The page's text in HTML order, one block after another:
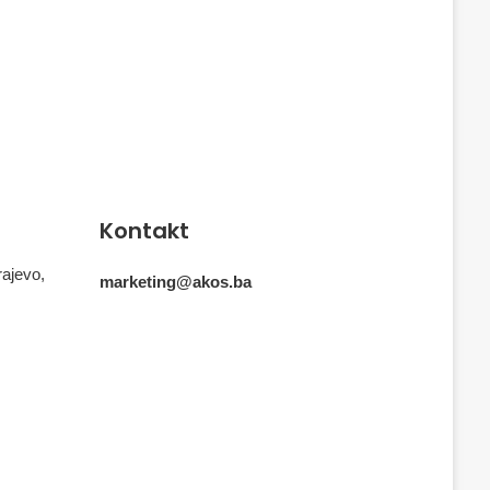
Kontakt
marketing@akos.ba